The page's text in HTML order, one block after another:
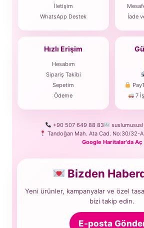
İletişim
WhatsApp Destek
İade
Hızlı Erişim
Hesabım
Sipariş Takibi
Sepetim
Ödeme
7
+90 507 649 88 83
Tandoğan Mah. Ata Cad. No:30/32-
Google Haritalar’da Aç
Bizden
Yeni ürünler, kampanyalar ve özel
bizi takip edin.
E-posta